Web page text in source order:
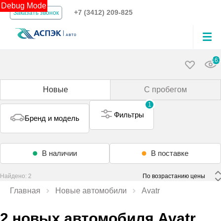
Debug Mode
Заказать звонок +7 (3412) 209-825
161
Новые С пробегом
Бренд и модель
1
Фильтры
В наличии В поставке
Найдено: 2
Главная Новые автомобили Avatr